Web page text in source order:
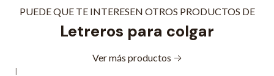
PUEDE QUE TE INTERESEN OTROS PRODUCTOS DE
Letreros para colgar
Ver más productos
|